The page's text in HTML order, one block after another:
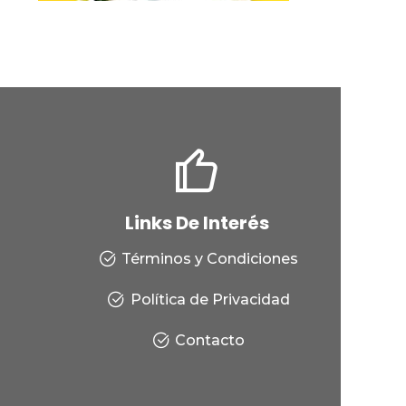
Links De Interés
Términos y Condiciones
Política de Privacidad
Contacto